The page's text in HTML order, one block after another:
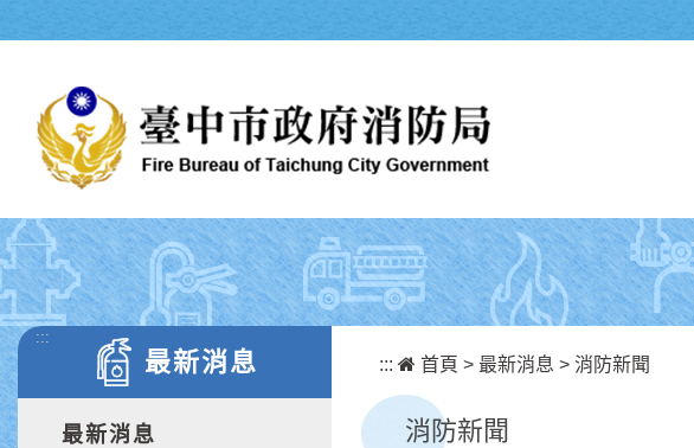
:::
最新消息
最新消息
::: 首頁 > 最新消息 > 消防新聞
消防新聞